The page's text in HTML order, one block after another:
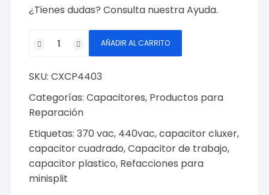
¿Tienes dudas? Consulta nuestraAyuda.
de
3Mf,
Dual-
440vac-
370vac
+-5
%,
50/60
Hz,
AÑADIR AL CARRITO
SKU:CXCP4403
Categorías:Capacitores, Productos para
Reparación
Etiquetas:370 vac, 440vac,capacitor cluxer,
capacitor cuadrado,Capacitor de trabajo,
capacitor plastico, Refacciones para
minisplit